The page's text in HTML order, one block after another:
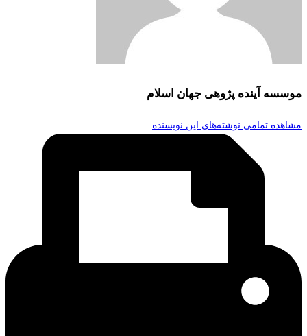
موسسه آینده پژوهی جهان اسلام
مشاهده تمامی نوشته‌های این نویسنده